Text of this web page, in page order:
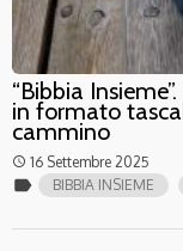
“Bibbia
in formato
cammino
access_time 16 Settembre 2025
label BIBBIA INSIEME